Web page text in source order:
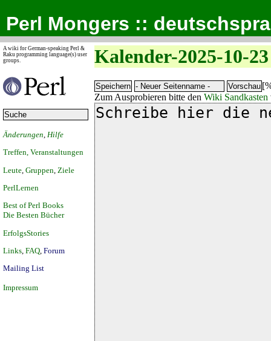
Perl Mongers ::
A wiki for German-speaking Perl &
Raku programming language(s) user
groups.
Änderungen Hilfe
Treffen, Veranstaltungen
Leute Gruppen Ziele
PerlLernen
Best of Perl Books
Die Besten Bücher
ErfolgsStories
Links FAQ Forum
Mailing List
Impressum
Kalender-2025-10-23
Zum Ausprobieren bitte den Wiki Sandkasten